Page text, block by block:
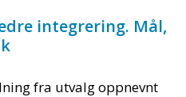
integrering. Mål,
fra utvalg oppnevnt